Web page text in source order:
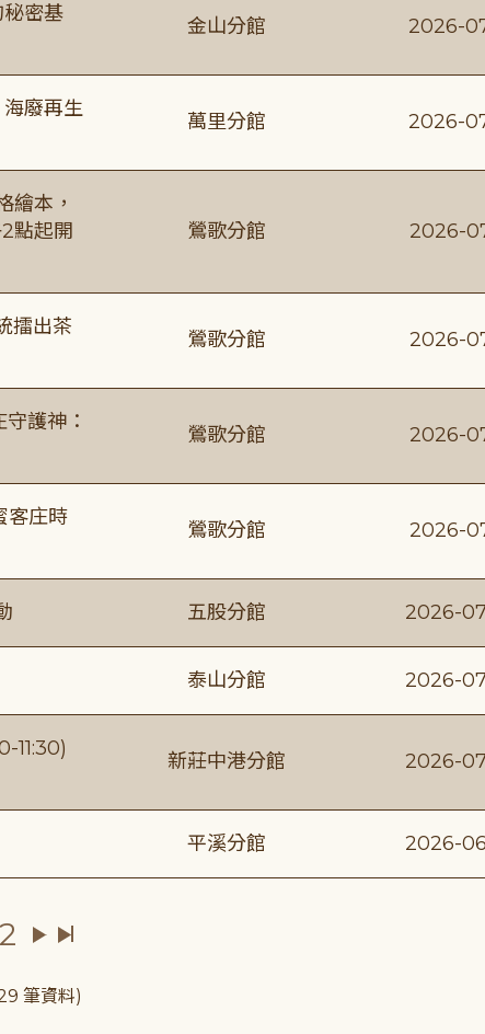
密基
金山分館 2026-
廢再生
萬里分館 2026-
繪本，
點起開
鶯歌分館 2026-
擂出茶
鶯歌分館 2026-
護神：
鶯歌分館 2026-
客庄時
鶯歌分館 2026-
五股分館 2026-
泰山分館 2026-
11:30)
新莊中港分館 2026-
平溪分館 2026-
2
筆資料)